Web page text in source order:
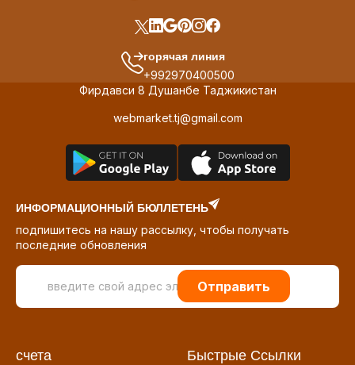
горячая линия
+992970400500
Фирдавси 8 Душанбе Таджикистан
webmarket.tj@gmail.com
ИНФОРМАЦИОННЫЙ БЮЛЛЕТЕНЬ
подпишитесь на нашу рассылку, чтобы получать
последние обновления
Отправить
счета Быстрые Ссылки